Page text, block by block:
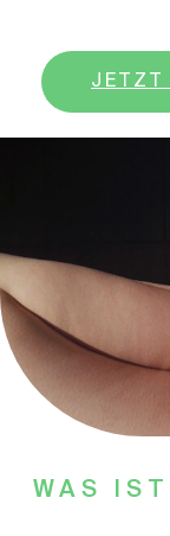
JETZT
WAS